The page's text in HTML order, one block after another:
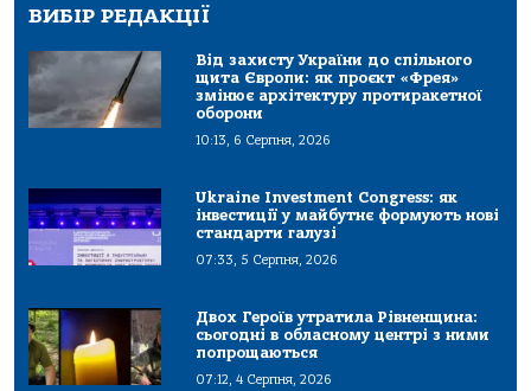
ВИБІР РЕДАКЦІЇ
Від захисту України до спільного
щита Європи: як проєкт «Фрея»
змінює архітектуру протиракетної
оборони
10:13, 6 Серпня, 2026
Ukraine Investment Congress: як
інвестиції у майбутнє формують нові
стандарти галузі
07:33, 5 Серпня, 2026
Двох Героїв утратила Рівненщина:
сьогодні в обласному центрі з ними
попрощаються
07:12, 4 Серпня, 2026